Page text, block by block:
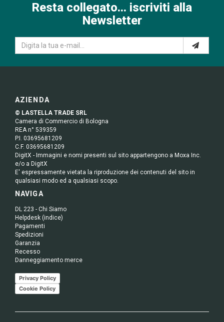
Resta collegato... iscriviti alla
Newsletter
AZIENDA
© LASTELLA TRADE SRL
Camera di Commercio di Bologna
REA n° 539359
P.I. 03695681209
C.F. 03695681209
DigitX - Immagini e nomi presenti sul sito appartengono a Moxa Inc.
e/o a DigitX
E' espressamente vietata la riproduzione dei contenuti del sito in
qualsiasi modo ed a qualsiasi scopo.
NAVIGA
DL 223 - Chi Siamo
Helpdesk (indice)
Pagamenti
Spedizioni
Garanzia
Recesso
Danneggiamento merce
Privacy Policy
Cookie Policy